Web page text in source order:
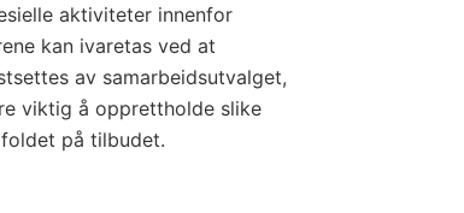
aktiviteter innenfor
kan ivaretas ved at
av samarbeidsutvalget,
viktig å opprettholde slike
på tilbudet.